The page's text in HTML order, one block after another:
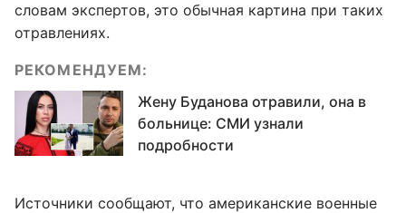
словам экспертов, это обычная картина при таких
отравлениях.
РЕКОМЕНДУЕМ:
Жену Буданова отравили, она в
больнице: СМИ узнали
подробности
Источники сообщают, что американские военные